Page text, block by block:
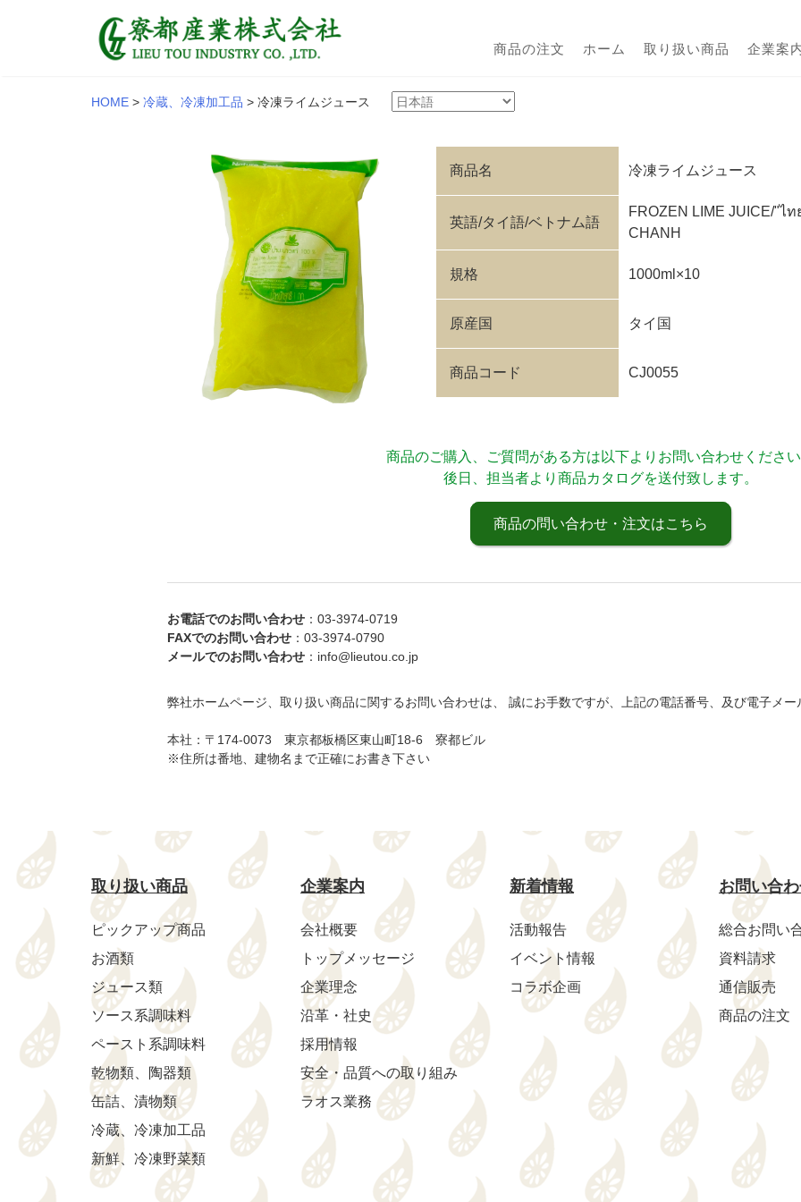
商品の注文 ホーム 取り扱い商品 企業案
HOME > 冷蔵、冷凍加工品 > 冷凍ライムジュース
商品名 冷凍ライムジュース
英語/タイ語/ベトナム語
FROZEN LIME JUICE/"
CHANH
規格 1000ml×10
原産国 タイ国
商品コード CJ0055
商品のご購入、ご質問がある方は以下よりお問い合わせください
後日、担当者より商品カタログを送付致します。
商品の問い合わせ・注文はこちら
お電話でのお問い合わせ ：03-3974-0719
FAXでのお問い合わせ ：03-3974-0790
メールでのお問い合わせ ：info@lieutou.co.jp
弊社ホームページ、取り扱い商品に関するお問い合わせは、 誠にお手数ですが、上記の電話番号、及び電子メー
本社：〒174-0073 東京都板橋区東山町18-6 寮都ビル
※住所は番地、建物名まで正確にお書き下さい
取り扱い商品
ピックアップ商品
お酒類
ジュース類
ソース系調味料
ペースト系調味料
乾物類、陶器類
缶詰、漬物類
冷蔵、冷凍加工品
新鮮、冷凍野菜類
企業案内
会社概要
トップメッセージ
企業理念
沿革・社史
採用情報
安全・品質への取り組み
ラオス業務
新着情報
活動報告
イベント情報
コラボ企画
お問い合
総合お問い
資料請求
通信販売
商品の注文